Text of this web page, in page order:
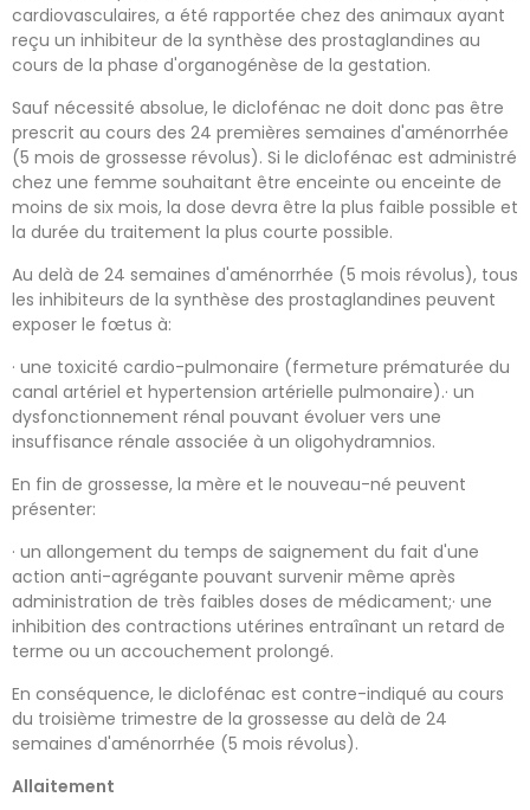
cardiovasculaires, a été rapportée chez des animaux ayant
reçu un inhibiteur de la synthèse des prostaglandines au
cours de la phase d'organogénèse de la gestation.
Sauf nécessité absolue, le diclofénac ne doit donc pas être
prescrit au cours des 24 premières semaines d'aménorrhée
(5 mois de grossesse révolus). Si le diclofénac est administré
chez une femme souhaitant être enceinte ou enceinte de
moins de six mois, la dose devra être la plus faible possible et
la durée du traitement la plus courte possible.
Au delà de 24 semaines d'aménorrhée (5 mois révolus), tous
les inhibiteurs de la synthèse des prostaglandines peuvent
exposer le fœtus à:
· une toxicité cardio-pulmonaire (fermeture prématurée du
canal artériel et hypertension artérielle pulmonaire).· un
dysfonctionnement rénal pouvant évoluer vers une
insuffisance rénale associée à un oligohydramnios.
En fin de grossesse, la mère et le nouveau-né peuvent
présenter:
· un allongement du temps de saignement du fait d'une
action anti-agrégante pouvant survenir même après
administration de très faibles doses de médicament;· une
inhibition des contractions utérines entraînant un retard de
terme ou un accouchement prolongé.
En conséquence, le diclofénac est contre-indiqué au cours
du troisième trimestre de la grossesse au delà de 24
semaines d'aménorrhée (5 mois révolus).
Allaitement